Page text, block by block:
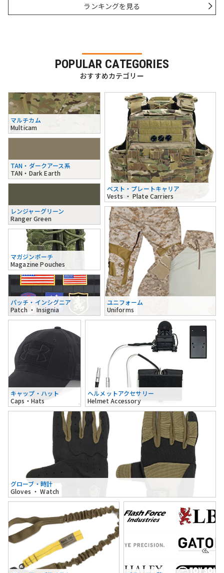
ランキングを見る
POPULAR CATEGORIES
おすすめカテゴリー
マルチカム
Multicam
TAN・ダークアース系
TAN・Dark Earth
レンジャーグリーン
Ranger Green
ベスト・プレートキャリア
Vests ・ Plate Carriers
マガジンポーチ
Magazine Pouches
パッチ・インシグニア
Patch ・ Insignia
ユニフォーム
Uniforms
キャップ・ハット
Caps・Hats
ヘルメットアクセサリー
Helmet Accessory
グローブ・時計
Gloves ・ Watch